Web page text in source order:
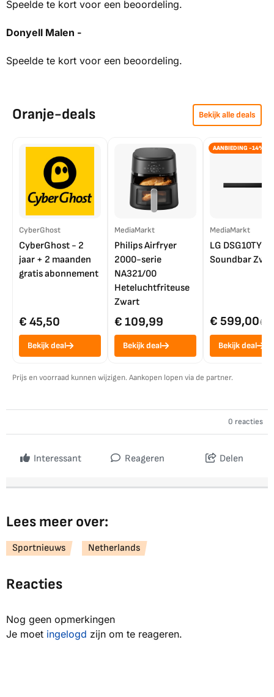
Speelde te kort voor een beoordeling.
Donyell Malen -
Speelde te kort voor een beoordeling.
Oranje-deals Bekijk alle deals
CyberGhost
CyberGhost - 2
jaar + 2 maanden
gratis abonnement
€ 45,50
Bekijk deal
MediaMarkt
Philips Airfryer
2000-serie
NA321/00
Heteluchtfriteuse
Zwart
€ 109,99
Bekijk deal
AANBIEDING -14%
MediaMarkt
LG DSG10TY
Soundbar
€ 599,00€
Bekijk deal
Prijs en voorraad kunnen wijzigen. Aankopen lopen via de partner.
0 reacties
Interessant Reageren Delen
Lees meer over:
Sportnieuws Netherlands
Reacties
Nog geen opmerkingen
Je moet ingelogd zijn om te reageren.